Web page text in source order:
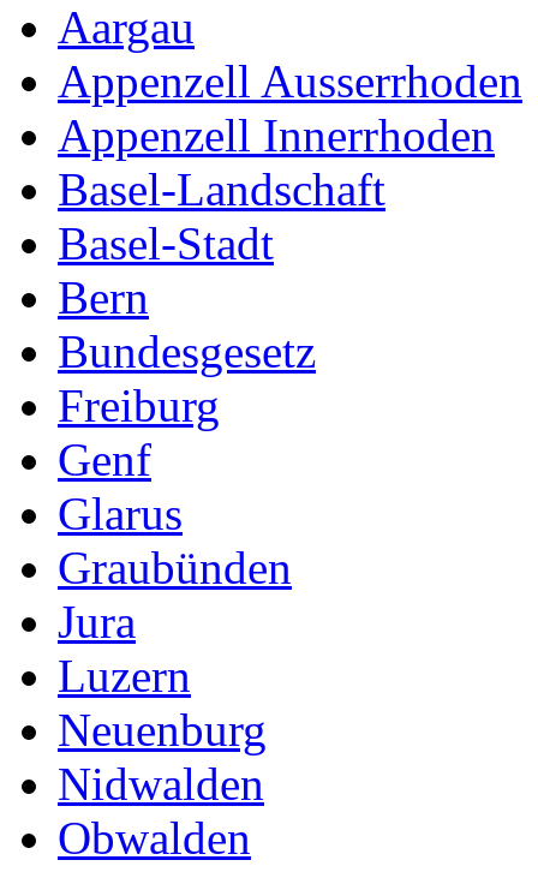
Aargau
Appenzell Ausserrhoden
Appenzell Innerrhoden
Basel-Landschaft
Basel-Stadt
Bern
Bundesgesetz
Freiburg
Genf
Glarus
Graubünden
Jura
Luzern
Neuenburg
Nidwalden
Obwalden